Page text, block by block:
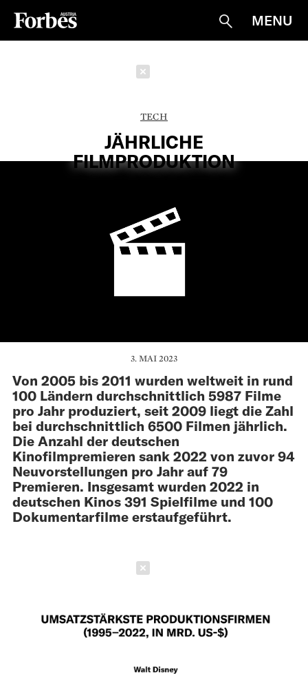
Suche
MENU
TECH
JÄHRLICHE
FILMPRODUKTION
3. MAI 2023
Von 2005 bis 2011 wurden weltweit in rund
100 Ländern durchschnittlich 5987 Filme
pro Jahr produziert, seit 2009 liegt die Zahl
bei durchschnittlich 6500 Filmen jährlich.
Die Anzahl der deutschen
Kinofilmpremieren sank 2022 von zuvor 94
Neuvorstellungen pro Jahr auf 79
Premieren. Insgesamt wurden 2022 in
deutschen Kinos 391 Spielfilme und 100
Dokumentarfilme erstaufgeführt.